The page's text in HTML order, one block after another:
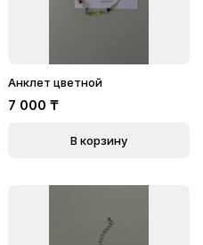
Анклет цветной
7 000 ₸
В корзину